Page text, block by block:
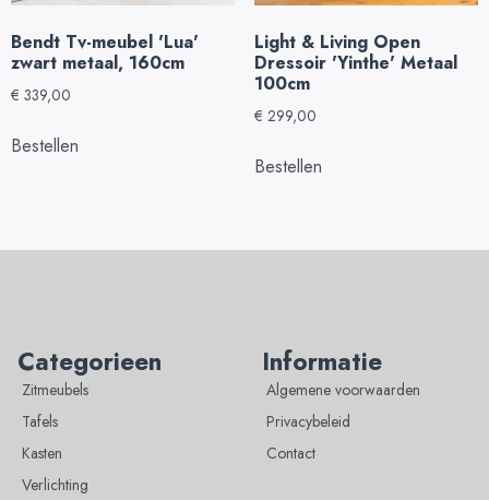
Bendt Tv-meubel 'Lua'
zwart metaal, 160cm
€ 339,00
Bestellen
Light & Living Open
Dressoir 'Yinthe' Metaal
100cm
€ 299,00
Bestellen
Categorieen
Zitmeubels
Tafels
Kasten
Verlichting
Informatie
Algemene voorwaarden
Privacybeleid
Contact